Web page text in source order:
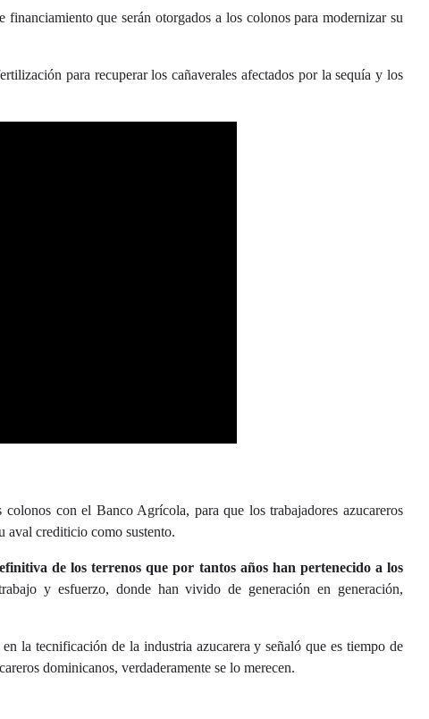
que serán otorgados a los colonos para modernizar su
para recuperar los cañaverales afectados por la sequía y los
con el Banco Agrícola, para que los trabajadores azucareros
aval crediticio como sustento.
de los terrenos que por tantos años han pertenecido a los
y esfuerzo, donde han vivido de generación en generación,
la tecnificación de la industria azucarera y señaló que es tiempo de
dominicanos, verdaderamente se lo merecen.